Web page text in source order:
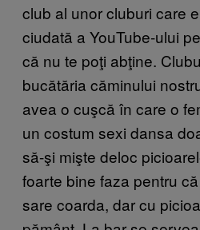
club al unor cluburi care
ciudată a YouTube-ului
că nu te poţi abţine.
bucătăria căminului
avea o cuşcă în care o
un costum sexi dansa
să-şi mişte deloc
foarte bine faza pentru
sare coarda, dar cu